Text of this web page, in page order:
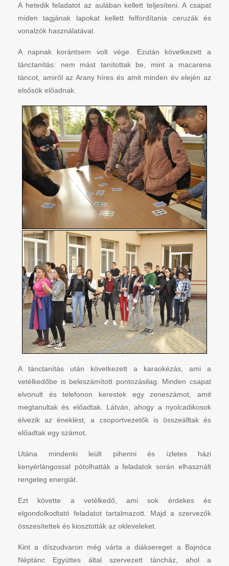
A hetedik feladatot az aulában kellett teljesíteni. A csapat
miden tagjának lapokat kellett felfordítania ceruzák és
vonalzók használatával.
A napnak korántsem volt vége. Ezután következett a
tánctanítás: nem mást tanítottak be, mint a macarena
táncot, amiről az Arany híres és amit minden év elején az
elsősök előadnak.
A tánctanítás után következett a karaokézás, ami a
vetélkedőbe is beleszámított pontozásilag. Minden csapat
elvonult és telefonon kerestek egy zeneszámot, amit
megtanultak és előadtak. Látván, ahogy a nyolcadikosok
élvezik az éneklést, a csoportvezetők is összeálltak és
előadtak egy számot.
Utána mindenki leült pihenni és ízletes házi
kenyérlángossal pótolhatták a feladatok során elhasznált
rengeteg energiát.
Ezt követte a vetélkedő, ami sok érdekes és
elgondolkodtató feladatot tartalmazott. Majd a szervezők
összesítettek és kiosztották az okleveleket.
Kint a díszudvaron még várta a diáksereget a Bajnóca
Néptánc Együttes által szervezett táncház, ahol a